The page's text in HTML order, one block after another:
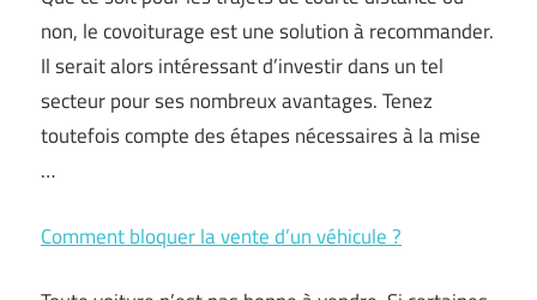
non, le covoiturage est une solution à recommander.
Il serait alors intéressant d’investir dans un tel
secteur pour ses nombreux avantages. Tenez
toutefois compte des étapes nécessaires à la mise
…
Comment bloquer la vente d’un véhicule ?